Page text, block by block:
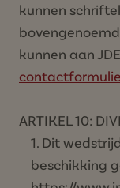
kunnen
kunnen aan
ARTIKEL 10:
Dit
beschikking